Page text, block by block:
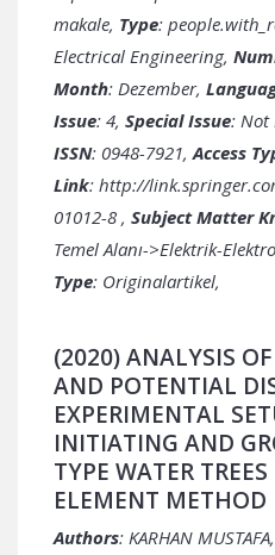
makale, Type:
Electrical Engineering,
Month: Dezember,
Issue: 4, Special Issue: Not
ISSN: 0948-7921, Access
Link: http://
01012-8 , Subject Matter
Temel Alanı->Elektrik-
Type: Originalartikel,
(2020) ANALYSIS
AND POTENTIAL
EXPERIMENTAL
INITIATING AND
TYPE WATER
ELEMENT METHOD
Authors: KARHAN